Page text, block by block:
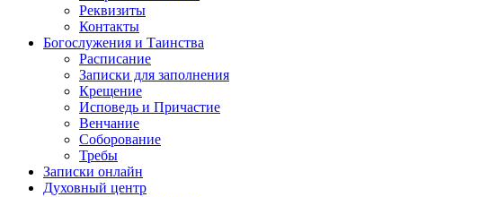
Реквизиты
Контакты
Богослужения и Таинства
Расписание
Записки для заполнения
Крещение
Исповедь и Причастие
Венчание
Соборование
Требы
Записки онлайн
Духовный центр